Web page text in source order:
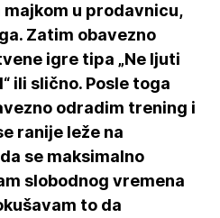
u prodavnicu,
Zatim obavezno
igre tipa „Ne ljuti
ili slično. Posle toga
odradim trening i
ranije leže na
se maksimalno
slobodnog vremena
to da